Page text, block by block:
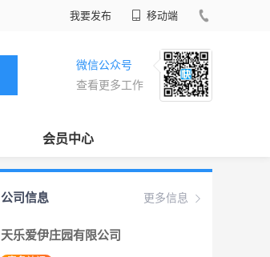
我要发布 移动端
微信公众号
查看更多工作
会员中心
更多信息
公司信息
天乐爱伊庄园有限公司